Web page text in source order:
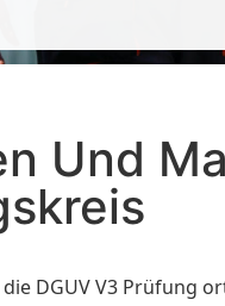
Und
DGUV V3 Prüfung